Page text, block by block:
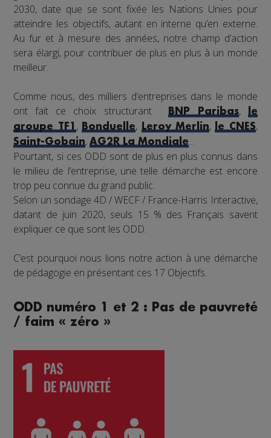
2030, date que se sont fixée les Nations Unies pour
atteindre les objectifs, autant en interne qu’en externe.
Au fur et à mesure des années, notre champ d’action
sera élargi, pour contribuer de plus en plus à un monde
meilleur.
Comme nous, des milliers d’entreprises dans le monde
ont fait ce choix structurant :
BNP Paribas,
le
groupe TF1,Bonduelle, Leroy Merlin,le CNES,
Saint-Gobain,AG2R La Mondiale...
Pourtant, si ces ODD sont de plus en plus connus dans
le milieu de l’entreprise, une telle démarche est encore
trop peu connue du grand public.
Selon un sondage 4D / WECF / France-Harris Interactive,
datant de juin 2020, seuls 15 % des Français savent
expliquer ce que sont les ODD.
C’est pourquoi nous lions notre action à une démarche
de pédagogie en présentant ces 17 Objectifs.
ODD numéro 1 et 2 : Pas de pauvreté
/ faim « zéro »